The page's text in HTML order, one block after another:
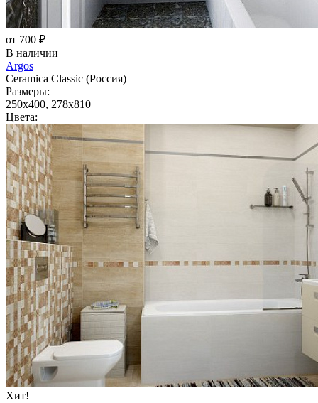
от 700 ₽
В наличии
Argos
Ceramica Classic (Россия)
Размеры:
250x400, 278x810
Цвета:
Хит!